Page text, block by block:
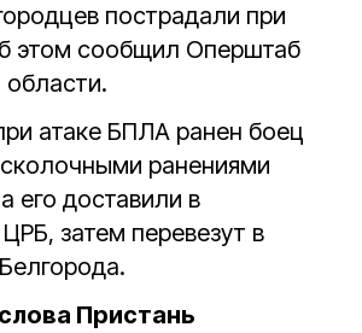
пострадали при
этом сообщил Оперштаб
области.
атаке БПЛА ранен боец
ранениями
его доставили в
затем перевезут в
Пристань